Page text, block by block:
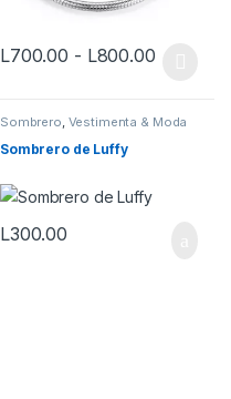
L700.00 - L800.00Rango
Sombrero Vestimenta & Moda
Sombrero de Luffy
L300.00